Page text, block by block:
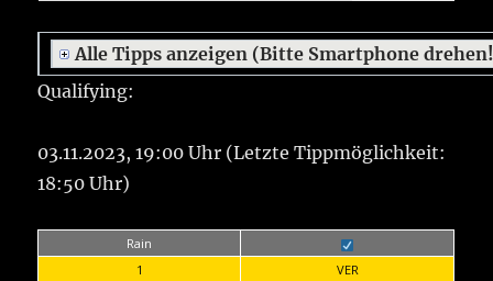
Alle Tipps anzeigen (Bitte Smartphone
Qualifying:
03.11.2023, 19:00 Uhr (Letzte Tippmöglichkeit:
18:50 Uhr)
Rain
1
VER